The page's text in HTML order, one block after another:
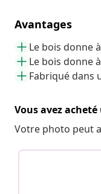
Avantages
Le bois donne
Le bois donne
Fabriqué dans
Vous avez
Votre photo peut